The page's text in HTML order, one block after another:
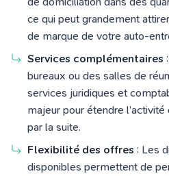
ce qui peut grandement
de marque de votre auto-
Services complémentaires
bureaux ou des salles de
services juridiques et
majeur pour étendre
par la suite.
Flexibilité des offres : Les
disponibles permettent de